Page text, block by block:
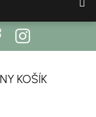
KOŠÍK